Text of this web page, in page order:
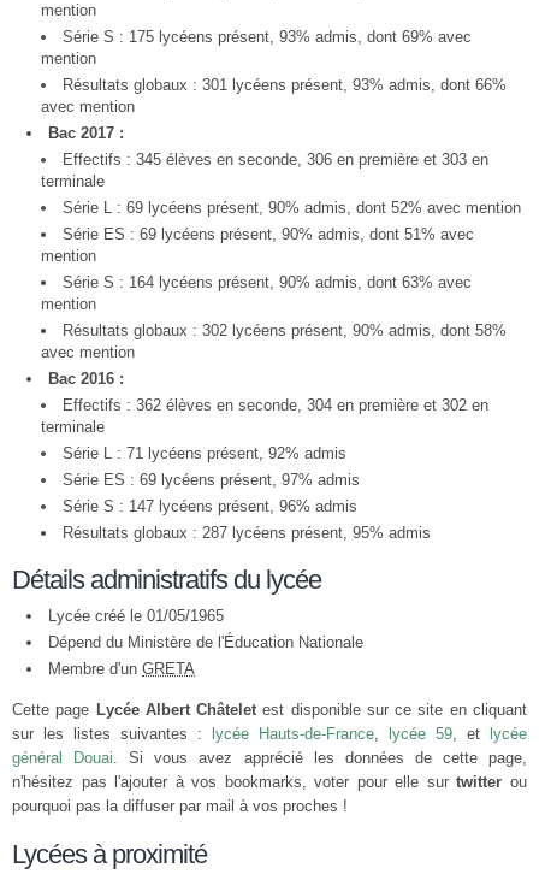
mention
Série S : 175 lycéens présent, 93% admis, dont 69% avec
mention
Résultats globaux : 301 lycéens présent, 93% admis, dont 66%
avec mention
Bac 2017 :
Effectifs : 345 élèves en seconde, 306 en première et 303 en
terminale
Série L : 69 lycéens présent, 90% admis, dont 52% avec mention
Série ES : 69 lycéens présent, 90% admis, dont 51% avec
mention
Série S : 164 lycéens présent, 90% admis, dont 63% avec
mention
Résultats globaux : 302 lycéens présent, 90% admis, dont 58%
avec mention
Bac 2016 :
Effectifs : 362 élèves en seconde, 304 en première et 302 en
terminale
Série L : 71 lycéens présent, 92% admis
Série ES : 69 lycéens présent, 97% admis
Série S : 147 lycéens présent, 96% admis
Résultats globaux : 287 lycéens présent, 95% admis
Détails administratifs du lycée
Lycée créé le 01/05/1965
Dépend du Ministère de l'Éducation Nationale
Membre d'un GRETA
Cette page Lycée Albert Châteletest disponible sur ce site en cliquant
sur les listes suivantes :
lycée Hauts-de-France, lycée 59, et
lycée
général Douai. Si vous avez apprécié les données de cette page,
n'hésitez pas l'ajouter à vos bookmarks, voter pour elle surtwitter ou
pourquoi pas la diffuser par mail à vos proches !
Lycées à proximité